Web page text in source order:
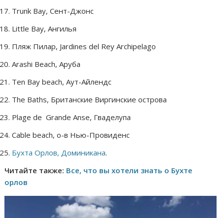
Trunk Bay, Сент-Джонс
Little Bay, Ангилья
Пляж Пилар, Jardines del Rey Archipelago
Arashi Beach, Аруба
Ten Bay beach, Аут-Айлендс
The Baths, Британские Виргинские острова
Plage de Grande Anse, Гваделупа
Cable beach, о-в Нью-Провиденс
Бухта Орлов, Доминикана.
Читайте также: Все, что вы хотели знать о Бухте
орлов